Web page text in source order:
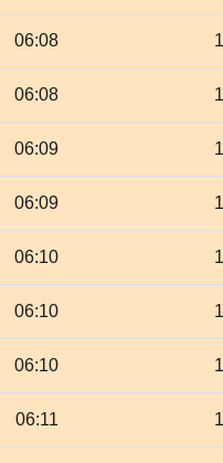
06:08
06:08
06:09
06:09
06:10
06:10
06:10
06:11